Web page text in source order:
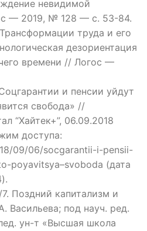
невидимой
— 2019, № 128 — с. 53-84.
труда и его
дезориентация
времени // Логос —
и пенсии уйдут
свобода» //
“Хайтек+”, 06.09.2018
доступа:
09/06/socgarantii-i-pensii-
poyavitsya–svoboda (дата
Поздний капитализм и
Васильева; под науч. ред.
ун-т «Высшая школа